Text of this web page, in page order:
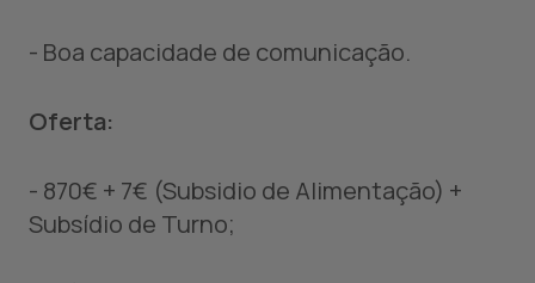
- Boa capacidade de comunicação.
Oferta:
- 870€ + 7€ (Subsidio de Alimentação) +
Subsídio de Turno;